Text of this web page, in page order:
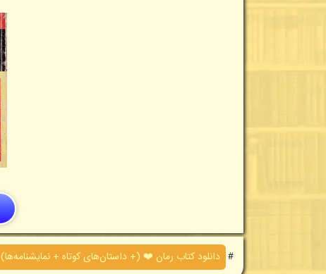
＃ دانلود کتاب رمان ❤️ (+ داستان‌های کوتاه + نمایشنامه‌ها)